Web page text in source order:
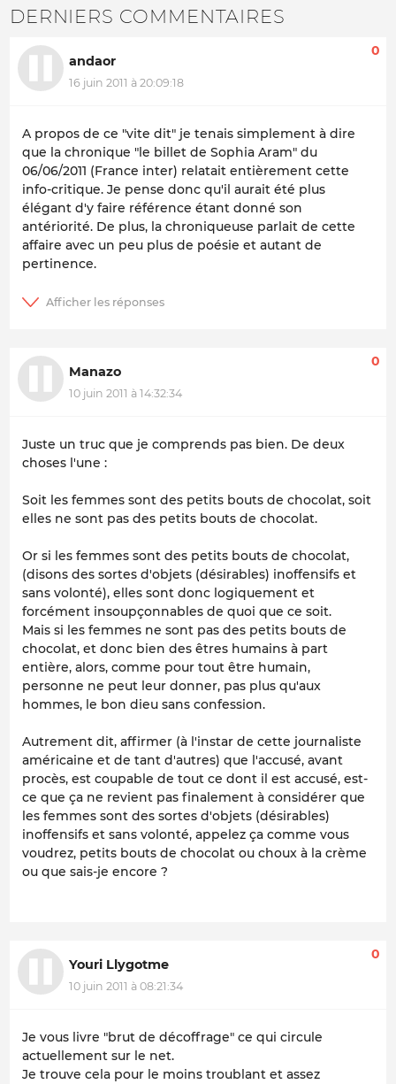
DERNIERS COMMENTAIRES
andaor
16 juin 2011 à 20:09:18
0
A propos de ce "vite dit" je tenais simplement à dire
que la chronique "le billet de Sophia Aram" du
06/06/2011 (France inter) relatait entièrement cette
info-critique. Je pense donc qu'il aurait été plus
élégant d'y faire référence étant donné son
antériorité. De plus, la chroniqueuse parlait de cette
affaire avec un peu plus de poésie et autant de
pertinence.
Manazo
10 juin 2011 à 14:32:34
0
Juste un truc que je comprends pas bien. De deux
choses l'une :
Soit les femmes sont des petits bouts de chocolat, soit
elles ne sont pas des petits bouts de chocolat.
Or si les femmes sont des petits bouts de chocolat,
(disons des sortes d'objets (désirables) inoffensifs et
sans volonté), elles sont donc logiquement et
forcément insoupçonnables de quoi que ce soit.
Mais si les femmes ne sont pas des petits bouts de
chocolat, et donc bien des êtres humains à part
entière, alors, comme pour tout être humain,
personne ne peut leur donner, pas plus qu'aux
hommes, le bon dieu sans confession.
Autrement dit, affirmer (à l'instar de cette journaliste
américaine et de tant d'autres) que l'accusé, avant
procès, est coupable de tout ce dont il est accusé, est-
ce que ça ne revient pas finalement à considérer que
les femmes sont des sortes d'objets (désirables)
inoffensifs et sans volonté, appelez ça comme vous
voudrez, petits bouts de chocolat ou choux à la crème
ou que sais-je encore ?
Youri Llygotme
10 juin 2011 à 08:21:34
0
Je vous livre "brut de décoffrage" ce qui circule
actuellement sur le net.
Je trouve cela pour le moins troublant et assez